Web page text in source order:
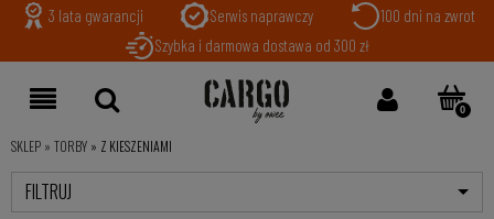
3 lata gwarancji Serwis naprawczy
100 dni na zwrot
Szybka i darmowa dostawa od 300 zł
SKLEP » TORBY » Z KIESZENIAMI
FILTRUJ